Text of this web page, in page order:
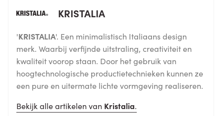
KRISTALIA
'KRISTALIA'. Een minimalistisch Italiaans design
merk. Waarbij verfijnde uitstraling, creativiteit en
kwaliteit voorop staan. Door het gebruik van
hoogtechnologische productietechnieken kunnen ze
een pure en uitermate lichte vormgeving realiseren.
Bekijk alle artikelen van Kristalia.